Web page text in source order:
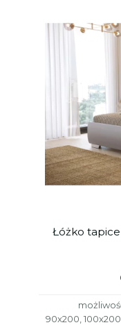
Łóżko
90x200,